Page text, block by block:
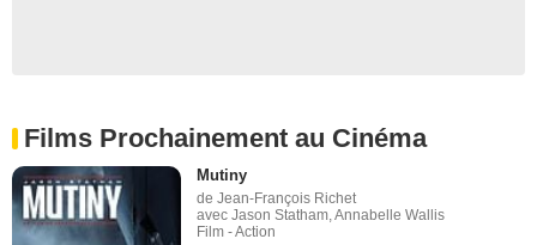
Films Prochainement au Cinéma
Mutiny
de Jean-François Richet
avec Jason Statham, Annabelle Wallis
Film - Action